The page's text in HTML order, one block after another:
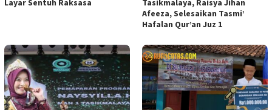
Layar Sentuh Raksasa
Tasikmalaya, Raisya Jihan
Afeeza, Selesaikan Tasmi’
Hafalan Qur’an Juz 1